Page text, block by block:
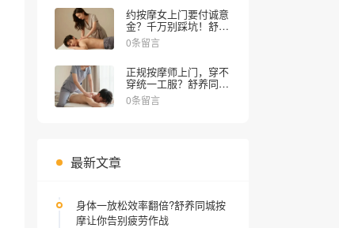
约按摩女上门要付诚意
金？千万别踩坑！舒养
同城按摩教你避雷
0条留言
正规按摩师上门，穿不
穿统一工服？舒养同城
按摩揭秘内幕
0条留言
最新文章
身体一放松效率翻倍?舒养同城按
摩让你告别疲劳作战